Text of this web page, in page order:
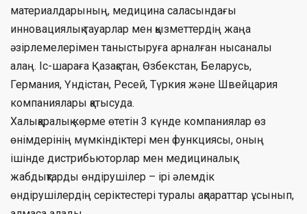
материалдарының, медицина саласындағы
инновациялық тауарлар мен қызметтердің жаңа
әзірлемелерімен таныстыруға арналған нысаналы
алаң. Іс-шараға Қазақстан, Өзбекстан, Беларусь,
Германия, Үндістан, Ресей, Түркия және Швейцария
компаниялары қатысуда.
Халықаралық көрме өтетін 3 күнде компаниялар өз
өнімдерінің мүмкіндіктері мен функциясы, оның
ішінде дистрибьюторлар мен медициналық
жабдықтарды өндірушілер – ірі әлемдік
өндірушілердің серіктестері туралы ақпараттар ұсынып,